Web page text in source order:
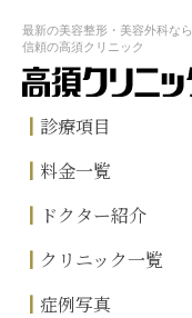
最新の美容整形・美容外科なら
信頼の高須クリニック
診療項目
料金一覧
ドクター紹介
クリニック一覧
症例写真